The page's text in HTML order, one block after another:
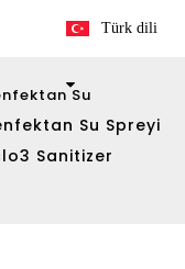
Türk dili
Su
Su Spreyi
Sanitizer